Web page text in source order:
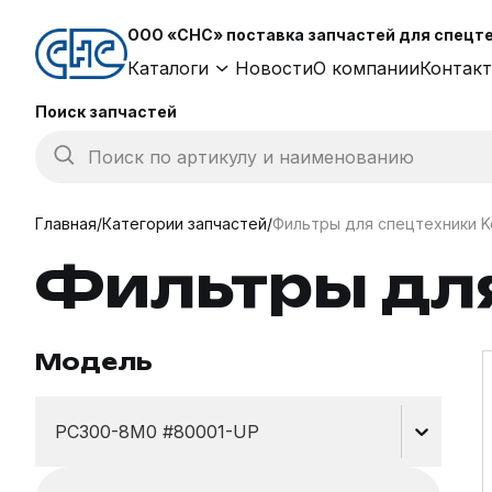
ООО «СНС» поставка запчастей для
Каталоги НовостиО компании
Поиск запчастей
Поиск по артикулу и наименованию
Главная/Категории запчастей/Фильтры для спецтехники
Фильтры
Модель
PC300-8M0 #80001-UP